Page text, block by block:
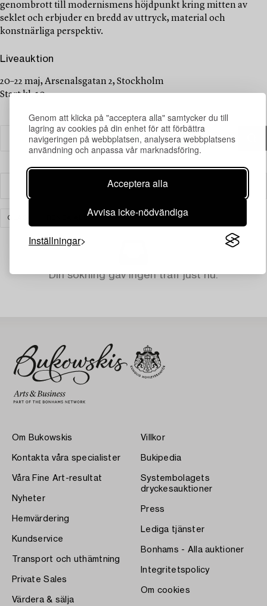
Genom att klicka på "acceptera alla" samtycker du till
lagring av cookies på din enhet för att förbättra
navigeringen på webbplatsen, analysera webbplatsens
användning och anpassa vår marknadsföring.
Acceptera alla
Avvisa icke-nödvändiga
Inställningar
genombrott till modernismens höjdpunkt kring mitten av
seklet och erbjuder en bredd av uttryck, material och
konstnärliga perspektiv.
Liveauktion
20–22 maj, Arsenalsgatan 2, Stockholm
Start kl. 10
Filter
GLAS
Din sökning gav ingen träff just nu.
Om Bukowskis
Kontakta våra specialister
Våra Fine Art-resultat
Nyheter
Hemvärdering
Kundservice
Transport och uthämtning
Private Sales
Värdera & sälja
Villkor
Bukipedia
Systembolagets
dryckesauktioner
Press
Lediga tjänster
Bonhams - Alla auktioner
Integritetspolicy
Om cookies